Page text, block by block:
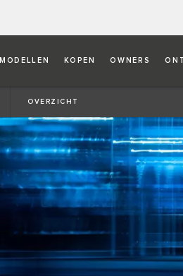
MODELLEN KOPEN OWNERS
OVERZICHT